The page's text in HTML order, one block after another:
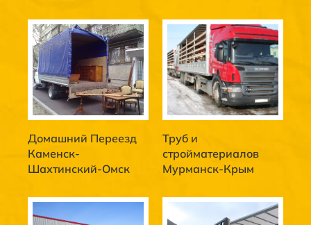
Домашний Переезд
Каменск-
Шахтинский-Омск
Труб и
стройматериалов
Мурманск-Крым